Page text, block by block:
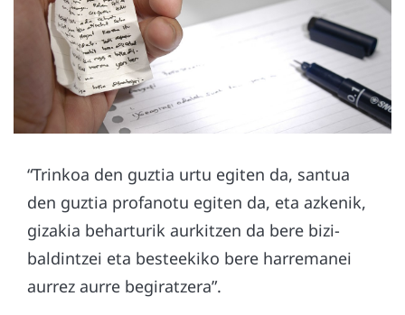
“Trinkoa den guztia urtu egiten da, santua
den guztia profanotu egiten da, eta azkenik,
gizakia beharturik aurkitzen da bere bizi-
baldintzei eta besteekiko bere harremanei
aurrez aurre begiratzera”.